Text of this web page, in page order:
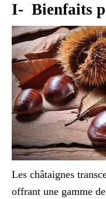
I- Bienfaits
Les châtaignes
offrant une gamme